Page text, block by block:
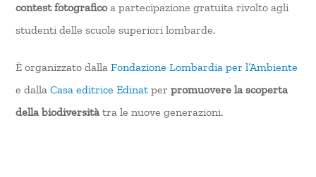
contest fotograficoa partecipazione gratuita rivolto agli
studenti delle scuole superiori lombarde.
È organizzato dallaFondazione Lombardia per l’Ambiente
e dallaCasa editrice Edinat perpromuovere la scoperta
della biodiversità tra le nuove generazioni.